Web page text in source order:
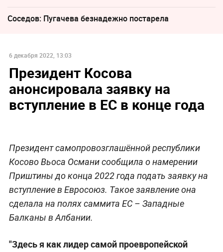
Соседов: Пугачева безнадежно постарела
6 декабря 2022, 13:03
Президент Косова
анонсировала заявку на
вступление в ЕС в конце года
Президент самопровозглашённой республики
Косово Вьоса Османи сообщила о намерении
Приштины до конца 2022 года подать заявку на
вступление в Евросоюз. Такое заявление она
сделала на полях саммита ЕС – Западные
Балканы в Албании.
"Здесь я как лидер самой проевропейской